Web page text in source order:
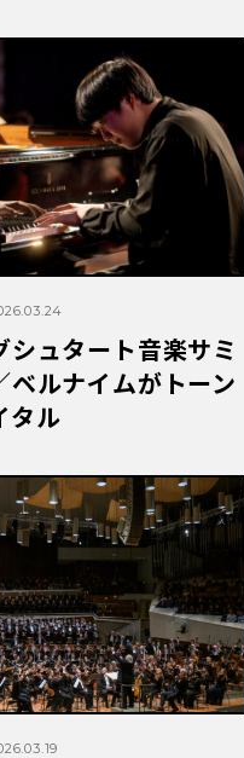
シュタート音楽サミ
ベルナイムがトーン
タル